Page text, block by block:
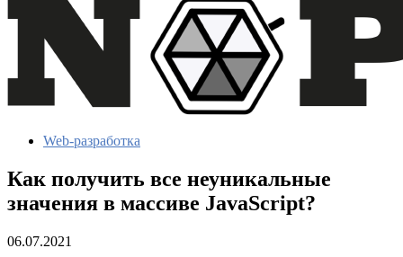
Web-разработка
Как получить все неуникальные
значения в массиве JavaScript?
06.07.2021